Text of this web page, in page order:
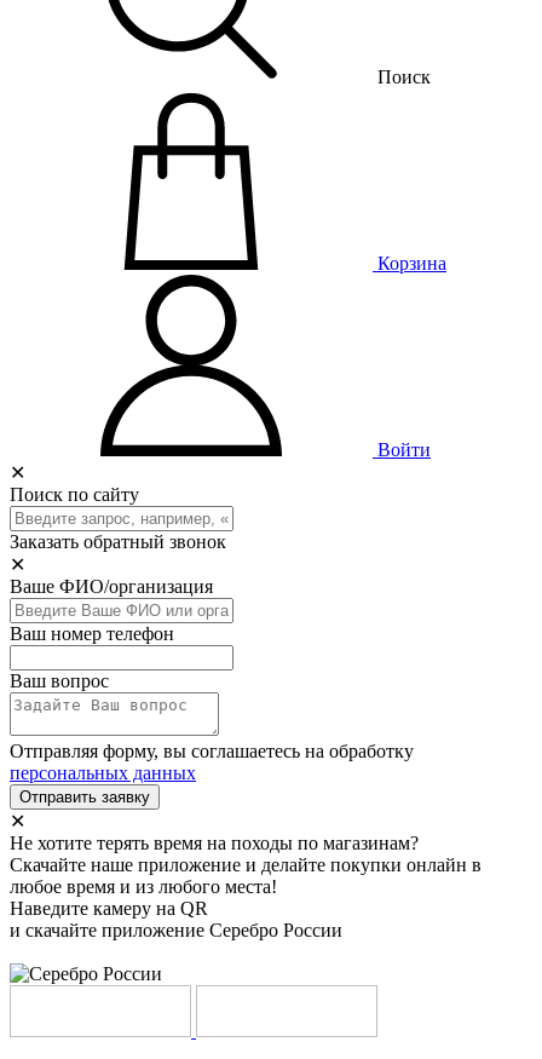
Поиск
Корзина
Войти
✕
Поиск по сайту
Заказать обратный звонок
✕
Ваше ФИО/организация
Ваш номер телефон
Ваш вопрос
Отправляя форму, вы соглашаетесь на обработку
персональных данных
Отправить заявку
✕
Не хотите терять время на походы по магазинам?
Скачайте наше приложение и делайте покупки онлайн в
любое время и из любого места!
Наведите камеру на QR
и скачайте приложение Серебро России